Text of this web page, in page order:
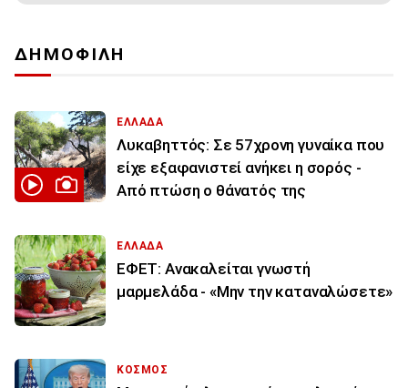
ΔΗΜΟΦΙΛΗ
ΕΛΛΑΔΑ
Λυκαβηττός: Σε 57χρονη γυναίκα που
είχε εξαφανιστεί ανήκει η σορός -
Από πτώση ο θάνατός της
ΕΛΛΑΔΑ
ΕΦΕΤ: Ανακαλείται γνωστή
μαρμελάδα - «Μην την καταναλώσετε»
ΚΟΣΜΟΣ